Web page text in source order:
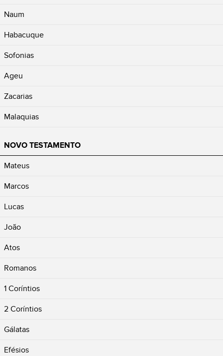
Naum
Habacuque
Sofonias
Ageu
Zacarias
Malaquias
NOVO TESTAMENTO
Mateus
Marcos
Lucas
João
Atos
Romanos
1 Coríntios
2 Coríntios
Gálatas
Efésios